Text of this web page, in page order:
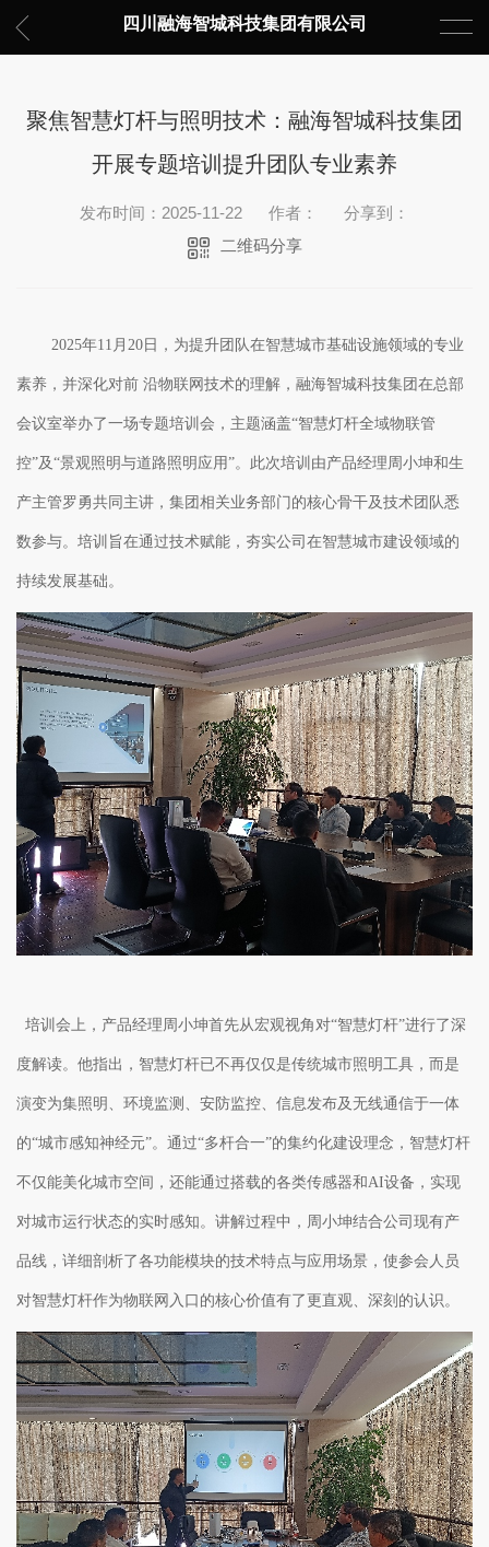
四川融海智城科技集团有限公司
聚焦智慧灯杆与照明技术：融海智城科技集团
开展专题培训提升团队专业素养
发布时间：2025-11-22 作者：
分享到：
二维码分享
2025年11 月 20 日，为提升团队在智慧城市基础设施领域的专业
素养，并深化对前 沿物联网技术的理解，融海智城科技集团在总部
会议室举办了一场专题培训会，主题涵盖“智慧灯杆全域物联管
控”及“景观照明与道路照明应用”。此次培训由产品经理周小坤和生
产主管罗勇共同主讲，集团相关业务部门的核心骨干及技术团队悉
数参与。培训旨在通过技术赋能，夯实公司在智慧城市建设领域的
持续发展基础。
培训会上， 产品经理周小坤首先从宏观视角对“智慧灯杆”进行了深
度解读。 他指出，智慧灯杆已不再仅仅是传统城市照明工具，而是
演变为集照明、环境监测、安防监控、信息发布及无线通信于一体
的“城市感知神经元”。 通过“多杆合一”的集约化建设理念， 智慧灯杆
不仅能美化城市空间， 还能通过搭载的各类传感器和AI设备，实现
对城市运行状态的实时感知。讲解过程中， 周小坤结合公司现有产
品线，详细剖析了各功能模块的技术特点与应用场景，使参会人员
对智慧灯杆作为物联网入口的核心价值有了更直观、深刻的认识。